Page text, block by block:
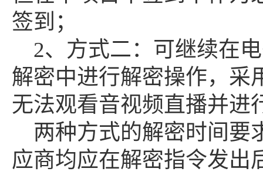
签到；
2、方式二：可继续在
解密中进行解密操作，采
无法观看音视频直播并进
两种方式的解密时间要
应商均应在解密指令发出